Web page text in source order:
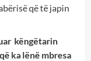
që të japin
këngëtarin
ka lënë mbresa